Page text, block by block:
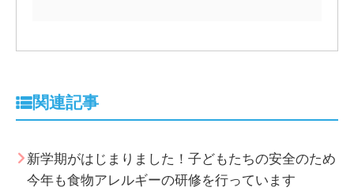
関連記事
新学期がはじまりました！子どもたちの安全のため
今年も食物アレルギーの研修を行っています